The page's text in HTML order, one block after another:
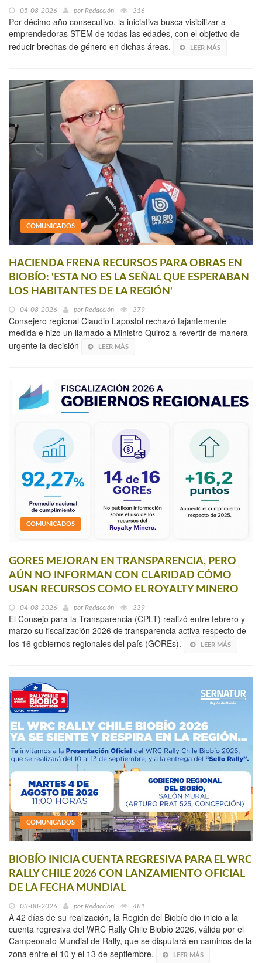
05-08-2026 por Redacción 316
Por décimo año consecutivo, la iniciativa busca visibilizar a
emprendedoras STEM de todas las edades, con el objetivo de
reducir brechas de género en dichas áreas.
LEER MÁS
COMUNICADOS
HACIENDA FRENA RECURSOS PARA OBRAS EN
BIOBÍO: 'ESTA NO ES LA SEÑAL QUE ESPERABAN
LOS HABITANTES DE LA REGIÓN'
04-08-2026 por Redacción 379
Consejero regional Claudio Lapostol rechazó tajantemente
medida e hizo un llamado a Ministro Quiroz a revertir de manera
urgente la decisión
LEER MÁS
COMUNICADOS
GORES MEJORAN EN TRANSPARENCIA, PERO
AÚN NO INFORMAN CON CLARIDAD CÓMO
USAN RECURSOS COMO EL ROYALTY MINERO
04-08-2026 por Redacción 339
El Consejo para la Transparencia (CPLT) realizó entre febrero y
marzo su fiscalización 2026 de transparencia activa respecto de
los 16 gobiernos regionales del país (GOREs).
LEER MÁS
COMUNICADOS
BIOBÍO INICIA CUENTA REGRESIVA PARA EL WRC
RALLY CHILE 2026 CON LANZAMIENTO OFICIAL
DE LA FECHA MUNDIAL
03-08-2026 por Redacción 481
A 42 días de su realización, la Región del Biobío dio inicio a la
cuenta regresiva del WRC Rally Chile Biobío 2026, válida por el
Campeonato Mundial de Rally, que se disputará en caminos de la
zona entre el 10 y el 13 de septiembre.
LEER MÁS